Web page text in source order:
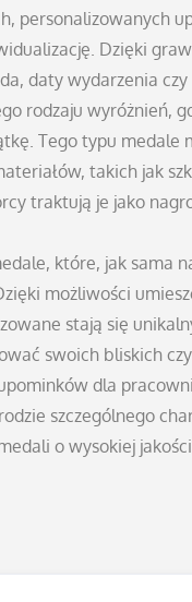
personalizowanych
Dzięki
daty wydarzenia
rodzaju wyróżnień,
Tego typu
takich jak
traktują je jako
które, jak sama
możliwości
stają się
swoich bliskich
dla
szczególnego
o wysokiej